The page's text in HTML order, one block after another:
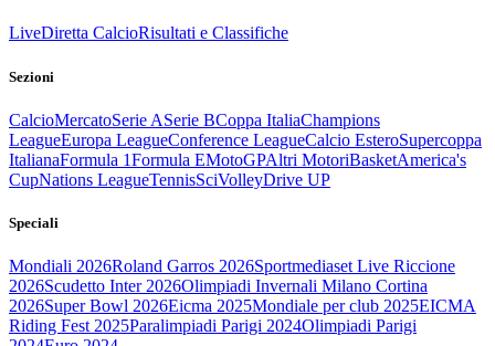
LiveDiretta CalcioRisultati e Classifiche
Sezioni
CalcioMercatoSerie ASerie BCoppa ItaliaChampions
LeagueEuropa LeagueConference LeagueCalcio EsteroSupercoppa
ItalianaFormula 1Formula EMotoGPAltri MotoriBasketAmerica's
CupNations LeagueTennisSciVolleyDrive UP
Speciali
Mondiali 2026Roland Garros 2026Sportmediaset Live Riccione
2026Scudetto Inter 2026Olimpiadi Invernali Milano Cortina
2026Super Bowl 2026Eicma 2025Mondiale per club 2025EICMA
Riding Fest 2025Paralimpiadi Parigi 2024Olimpiadi Parigi